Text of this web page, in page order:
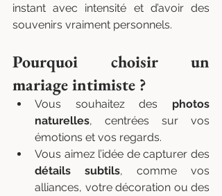
instant avec intensité et d’avoir des
souvenirs vraiment personnels.
Pourquoi choisir un
mariage intimiste ?
Vous souhaitez des photos
naturelles, centrées sur vos
émotions et vos regards.
détails subtils, comme vos
alliances, votre décoration ou des